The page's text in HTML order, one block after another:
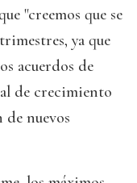
"creemos que se
ya que
acuerdos de
de crecimiento
nuevos